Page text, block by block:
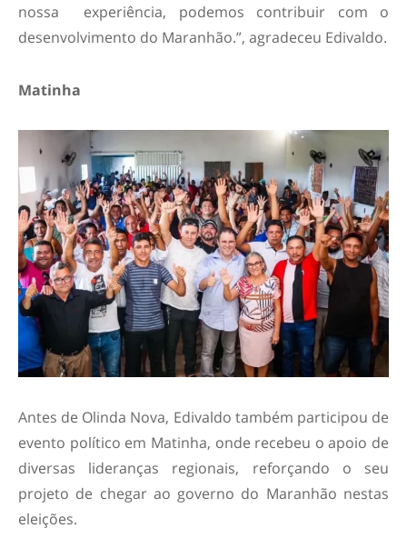
nossa experiência, podemos contribuir com o
desenvolvimento do Maranhão.”, agradeceu Edivaldo.
Matinha
Antes de Olinda Nova, Edivaldo também participou de
evento político em Matinha, onde recebeu o apoio de
diversas lideranças regionais, reforçando o seu
projeto de chegar ao governo do Maranhão nestas
eleições.